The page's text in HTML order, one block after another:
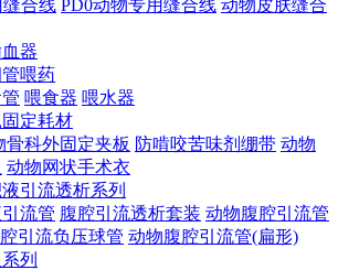
合线 PD0动物专用缝合线 动物皮肤缝合
器
喂药
喂食器 喂水器
定耗材
骨科外固定夹板 防啃咬苦味剂绷带 动物
动物网状手术衣
引流透析系列
流管 腹腔引流透析套装 动物腹腔引流管
引流负压球管 动物腹腔引流管(扁形)
列